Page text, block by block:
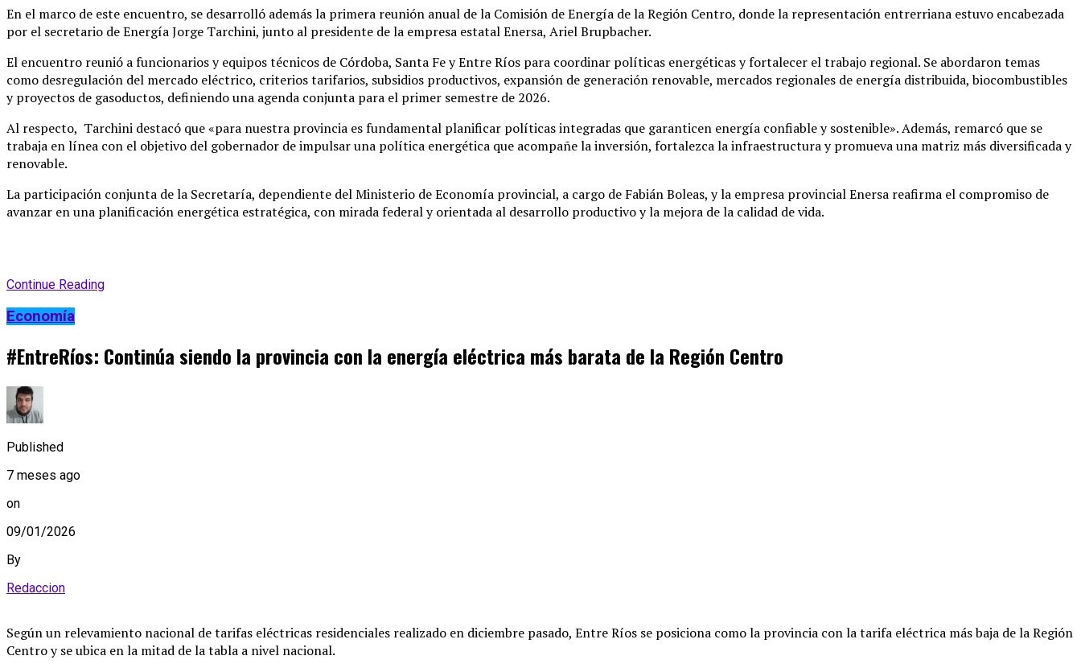
En el marco de este encuentro, se desarrolló además la primera reunión anual de la Comisión de Energía de la Región Centro, donde la representación entrerriana estuvo encabezada
por el secretario de Energía Jorge Tarchini, junto al presidente de la empresa estatal Enersa, Ariel Brupbacher.
El encuentro reunió a funcionarios y equipos técnicos de Córdoba, Santa Fe y Entre Ríos para coordinar políticas energéticas y fortalecer el trabajo regional. Se abordaron temas
como desregulación del mercado eléctrico, criterios tarifarios, subsidios productivos, expansión de generación renovable, mercados regionales de energía distribuida, biocombustibles
y proyectos de gasoductos, definiendo una agenda conjunta para el primer semestre de 2026.
Al respecto, Tarchini destacó que «para nuestra provincia es fundamental planificar políticas integradas que garanticen energía confiable y sostenible». Además, remarcó que se
trabaja en línea con el objetivo del gobernador de impulsar una política energética que acompañe la inversión, fortalezca la infraestructura y promueva una matriz más diversificada y
renovable.
La participación conjunta de la Secretaría, dependiente del Ministerio de Economía provincial, a cargo de Fabián Boleas, y la empresa provincial Enersa reafirma el compromiso de
avanzar en una planificación energética estratégica, con mirada federal y orientada al desarrollo productivo y la mejora de la calidad de vida.
Continue Reading
Economía
#EntreRíos: Continúa siendo la provincia con la energía eléctrica más barata de la Región Centro
Published
7 meses ago
on
09/01/2026
By
Redaccion
Según un relevamiento nacional de tarifas eléctricas residenciales realizado en diciembre pasado, Entre Ríos se posiciona como la provincia con la tarifa eléctrica más baja de la Región
Centro y se ubica en la mitad de la tabla a nivel nacional.